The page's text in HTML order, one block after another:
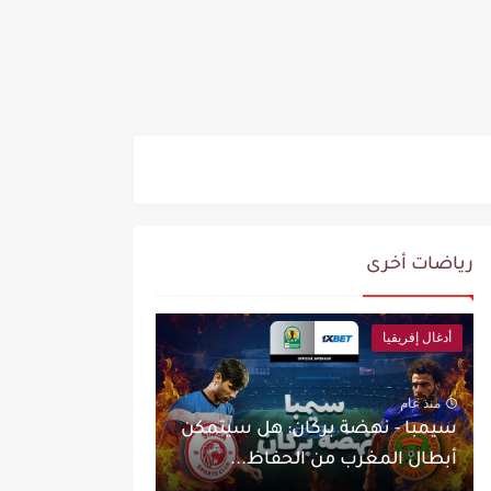
رياضات أخرى
أدغال إفريقيا
منذ عام
سيمبا - نهضة بركان: هل سيتمكن
أبطال المغرب من الحفاظ...